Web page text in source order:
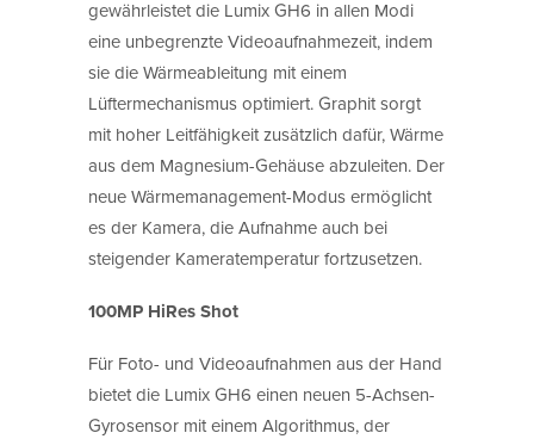
gewährleistet die Lumix GH6 in allen Modi
eine unbegrenzte Videoaufnahmezeit, indem
sie die Wärmeableitung mit einem
Lüftermechanismus optimiert. Graphit sorgt
mit hoher Leitfähigkeit zusätzlich dafür, Wärme
aus dem Magnesium-Gehäuse abzuleiten. Der
neue Wärmemanagement-Modus ermöglicht
es der Kamera, die Aufnahme auch bei
steigender Kameratemperatur fortzusetzen.
100MP HiRes Shot
Für Foto- und Videoaufnahmen aus der Hand
bietet die Lumix GH6 einen neuen 5-Achsen-
Gyrosensor mit einem Algorithmus, der